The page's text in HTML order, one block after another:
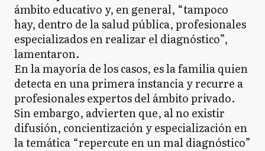
ámbito educativo y, en general, “tampoco
hay, dentro de la salud pública, profesionales
especializados en realizar el diagnóstico”,
lamentaron.
En la mayoría de los casos, es la familia quien
detecta en una primera instancia y recurre a
profesionales expertos del ámbito privado.
Sin embargo, advierten que, al no existir
difusión, concientización y especialización en
la temática “repercute en un mal diagnóstico”